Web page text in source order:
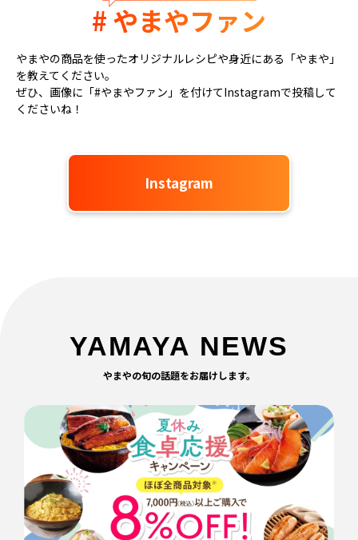
# やまやファン
やまやの商品を使ったオリジナルレシピや身近にある「やまや」
を教えてください。
ぜひ、画像に「#やまやファン」を付けてInstagramで投稿して
くださいね！
Instagram
YAMAYA NEWS
やまやの旬の話題をお届けします。